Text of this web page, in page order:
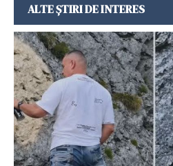
ALTE ȘTIRI DE INTERES